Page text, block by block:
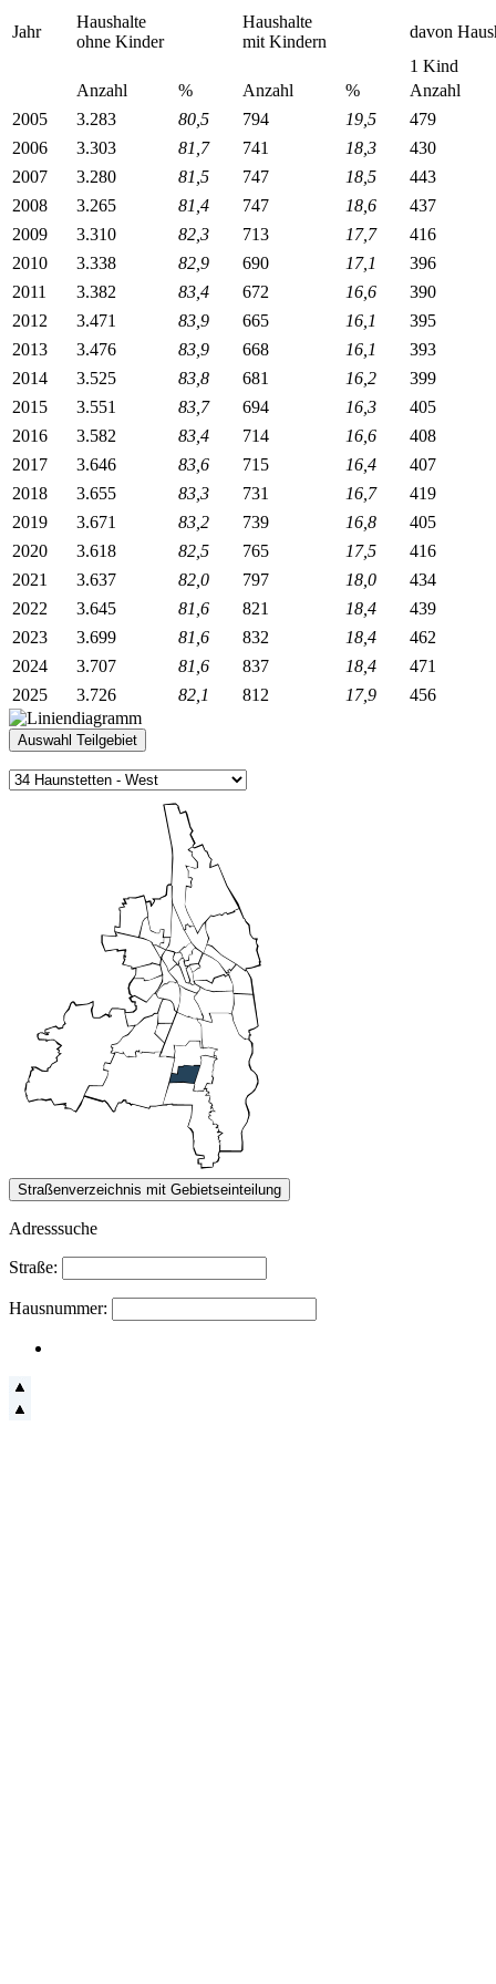
Jahr
Haushalte
ohne Kinder
Haushalte
mit Kindern
davon
1 Kind
Anzahl
% Anzahl %
Anzahl
2005
3.283 80,5 794 19,5
479
2006
3.303 81,7 741 18,3
430
2007
3.280 81,5 747 18,5
443
2008
3.265 81,4 747 18,6
437
2009
3.310 82,3 713 17,7
416
2010
3.338 82,9 690 17,1
396
2011
3.382 83,4 672 16,6
390
2012
3.471 83,9 665 16,1
395
2013
3.476 83,9 668 16,1
393
2014
3.525 83,8 681 16,2
399
2015
3.551 83,7 694 16,3
405
2016
3.582 83,4 714 16,6
408
2017
3.646 83,6 715 16,4
407
2018
3.655 83,3 731 16,7
419
2019
3.671 83,2 739 16,8
405
2020
3.618 82,5 765 17,5
416
2021
3.637 82,0 797 18,0
434
2022
3.645 81,6 821 18,4
439
2023
3.699 81,6 832 18,4
462
2024
3.707 81,6 837 18,4
471
2025
3.726 82,1 812 17,9 456
Adresssuche
Straße:
Hausnummer: